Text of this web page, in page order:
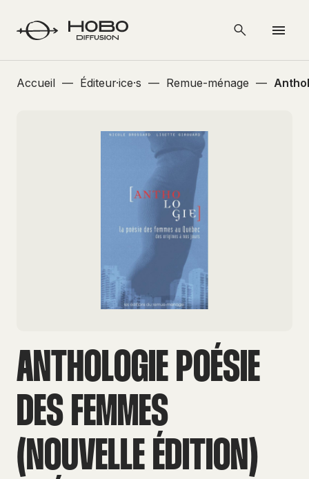
Accueil — Éditeur·ice·s — Remue-ménage —
ANTHOLOGIE POÉSIE
DES FEMMES
(NOUVELLE ÉDITION)